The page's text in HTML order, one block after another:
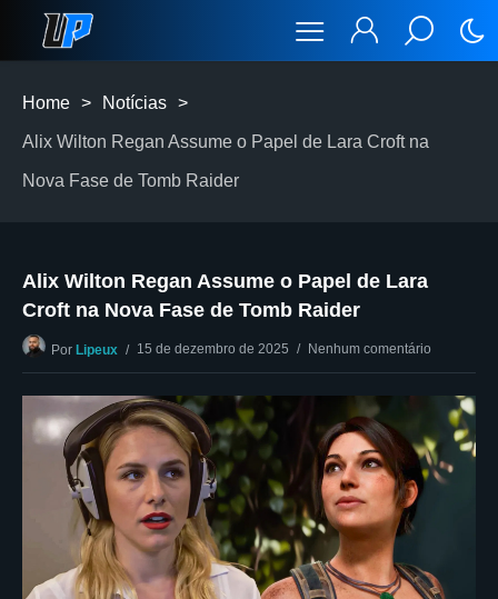
Home > Notícias >
Alix Wilton Regan Assume o Papel de Lara Croft na
Nova Fase de Tomb Raider
Alix Wilton Regan Assume o Papel de Lara
Croft na Nova Fase de Tomb Raider
Por Lipeux 15 de dezembro de 2025 Nenhum comentário